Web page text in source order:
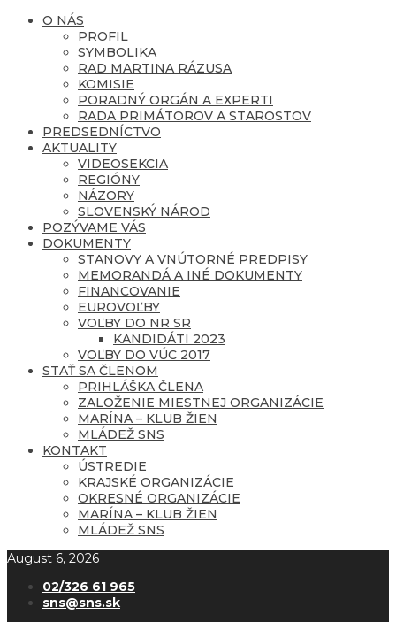
O NÁS
PROFIL
SYMBOLIKA
RAD MARTINA RÁZUSA
KOMISIE
PORADNÝ ORGÁN A EXPERTI
RADA PRIMÁTOROV A STAROSTOV
PREDSEDNÍCTVO
AKTUALITY
VIDEOSEKCIA
REGIÓNY
NÁZORY
SLOVENSKÝ NÁROD
POZÝVAME VÁS
DOKUMENTY
STANOVY A VNÚTORNÉ PREDPISY
MEMORANDÁ A INÉ DOKUMENTY
FINANCOVANIE
EUROVOĽBY
VOĽBY DO NR SR
KANDIDÁTI 2023
VOĽBY DO VÚC 2017
STAŤ SA ČLENOM
PRIHLÁŠKA ČLENA
ZALOŽENIE MIESTNEJ ORGANIZÁCIE
MARÍNA – KLUB ŽIEN
MLÁDEŽ SNS
KONTAKT
ÚSTREDIE
KRAJSKÉ ORGANIZÁCIE
OKRESNÉ ORGANIZÁCIE
MARÍNA – KLUB ŽIEN
MLÁDEŽ SNS
August 6, 2026
02/326 61 965
sns@sns.sk